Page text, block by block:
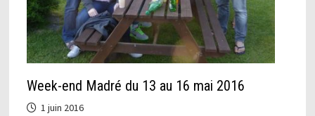
Week-end Madré du 13 au 16 mai 2016
1 juin 2016